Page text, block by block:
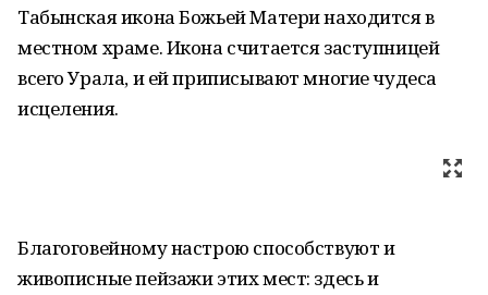
Табынская икона Божьей Матери находится в
местном храме. Икона считается заступницей
всего Урала, и ей приписывают многие чудеса
исцеления.
Благоговейному настрою способствуют и
живописные пейзажи этих мест: здесь и